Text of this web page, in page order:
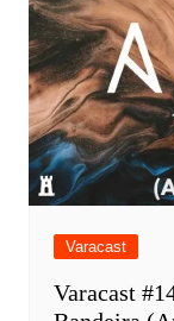
Varacast
Varacast